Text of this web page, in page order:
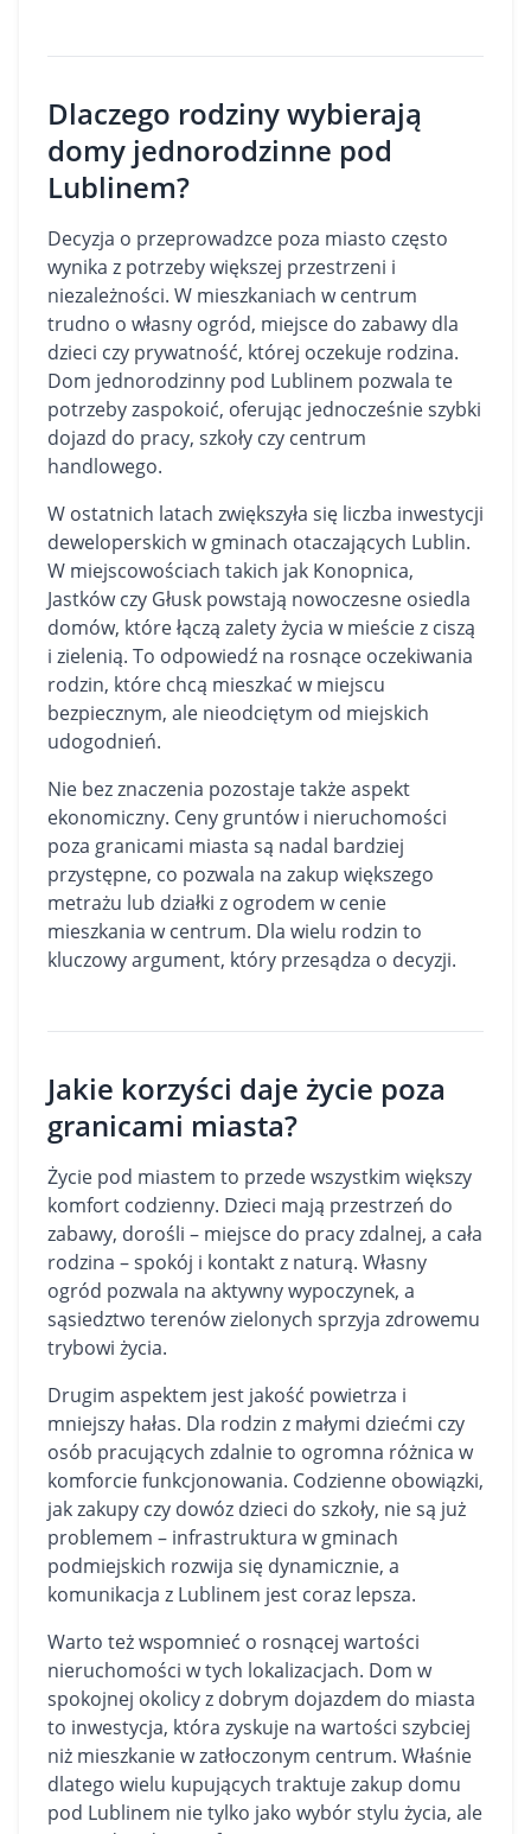
Dlaczego rodziny wybierają
domy jednorodzinne pod
Lublinem?
Decyzja o przeprowadzce poza miasto często
wynika z potrzeby większej przestrzeni i
niezależności. W mieszkaniach w centrum
trudno o własny ogród, miejsce do zabawy dla
dzieci czy prywatność, której oczekuje rodzina.
Dom jednorodzinny pod Lublinem pozwala te
potrzeby zaspokoić, oferując jednocześnie szybki
dojazd do pracy, szkoły czy centrum
handlowego.
W ostatnich latach zwiększyła się liczba inwestycji
deweloperskich w gminach otaczających Lublin.
W miejscowościach takich jak Konopnica,
Jastków czy Głusk powstają nowoczesne osiedla
domów, które łączą zalety życia w mieście z ciszą
i zielenią. To odpowiedź na rosnące oczekiwania
rodzin, które chcą mieszkać w miejscu
bezpiecznym, ale nieodciętym od miejskich
udogodnień.
Nie bez znaczenia pozostaje także aspekt
ekonomiczny. Ceny gruntów i nieruchomości
poza granicami miasta są nadal bardziej
przystępne, co pozwala na zakup większego
metrażu lub działki z ogrodem w cenie
mieszkania w centrum. Dla wielu rodzin to
kluczowy argument, który przesądza o decyzji.
Jakie korzyści daje życie poza
granicami miasta?
Życie pod miastem to przede wszystkim większy
komfort codzienny. Dzieci mają przestrzeń do
zabawy, dorośli – miejsce do pracy zdalnej, a cała
rodzina – spokój i kontakt z naturą. Własny
ogród pozwala na aktywny wypoczynek, a
sąsiedztwo terenów zielonych sprzyja zdrowemu
trybowi życia.
Drugim aspektem jest jakość powietrza i
mniejszy hałas. Dla rodzin z małymi dziećmi czy
osób pracujących zdalnie to ogromna różnica w
komforcie funkcjonowania. Codzienne obowiązki,
jak zakupy czy dowóz dzieci do szkoły, nie są już
problemem – infrastruktura w gminach
podmiejskich rozwija się dynamicznie, a
komunikacja z Lublinem jest coraz lepsza.
Warto też wspomnieć o rosnącej wartości
nieruchomości w tych lokalizacjach. Dom w
spokojnej okolicy z dobrym dojazdem do miasta
to inwestycja, która zyskuje na wartości szybciej
niż mieszkanie w zatłoczonym centrum. Właśnie
dlatego wielu kupujących traktuje zakup domu
pod Lublinem nie tylko jako wybór stylu życia, ale